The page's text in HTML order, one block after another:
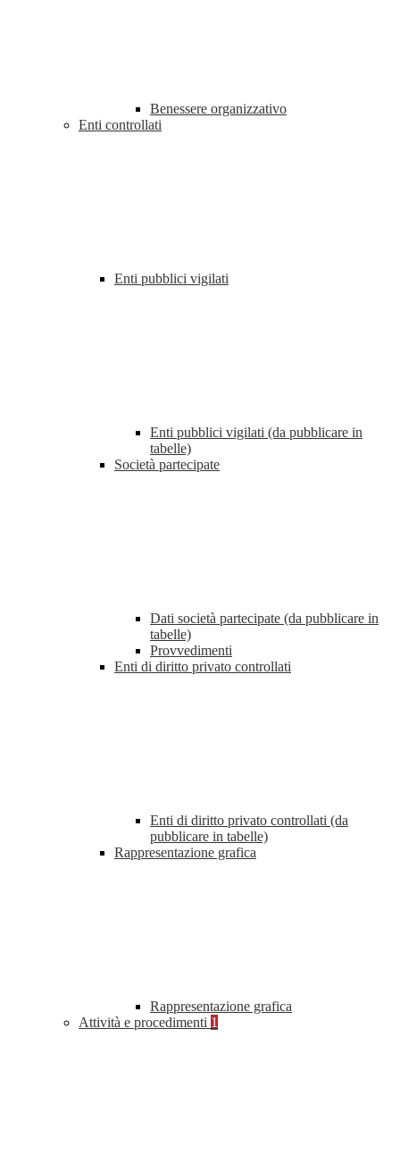
Benessere organizzativo
Enti controllati
Enti pubblici vigilati
Enti pubblici vigilati (da pubblicare in
tabelle)
Società partecipate
Dati società partecipate (da pubblicare in
tabelle)
Provvedimenti
Enti di diritto privato controllati
Enti di diritto privato controllati (da
pubblicare in tabelle)
Rappresentazione grafica
Rappresentazione grafica
Attività e procedimenti 1